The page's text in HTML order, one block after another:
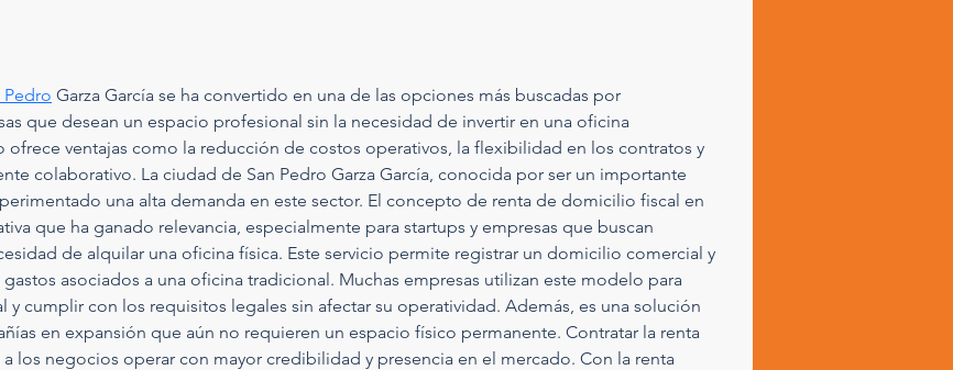
Pedro Garza García se ha convertido en una de las opciones más buscadas por
que desean un espacio profesional sin la necesidad de invertir en una oficina
ventajas como la reducción de costos operativos, la flexibilidad en los contratos y
colaborativo. La ciudad de San Pedro Garza García, conocida por ser un importante
una alta demanda en este sector. El concepto de renta de domicilio fiscal en
que ha ganado relevancia, especialmente para startups y empresas que buscan
de alquilar una oficina física. Este servicio permite registrar un domicilio comercial y
asociados a una oficina tradicional. Muchas empresas utilizan este modelo para
y cumplir con los requisitos legales sin afectar su operatividad. Además, es una solución
en expansión que aún no requieren un espacio físico permanente. Contratar la renta
los negocios operar con mayor credibilidad y presencia en el mercado. Con la renta